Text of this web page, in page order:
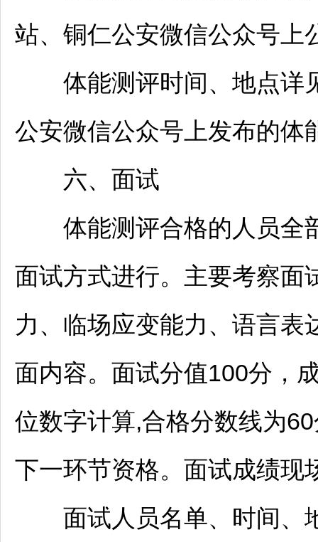
站、 铜仁公安微信公众号上
体能测评时间、地点详
公安微信公众号上发布的体
六、面试
体能测评合格的人员全
面试方式进行。主要考察面
力、临场应变能力、语言表
面内容。面试分值100分，
位数字计算,合格分数线为
下一环节资格。面试成绩
面试人员名单、时间、